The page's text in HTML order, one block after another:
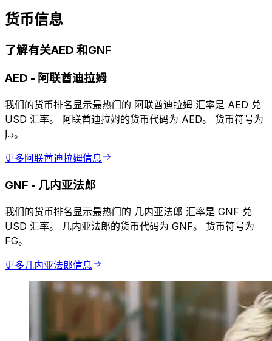
货币信息
了解有关AED 和GNF
AED - 阿联酋迪拉姆
我们的货币排名显示最热门的 阿联酋迪拉姆 汇率是 AED 兑
USD 汇率。 阿联酋迪拉姆的货币代码为 AED。 货币符号为
د.إ。
更多阿联酋迪拉姆信息
GNF - 几内亚法郎
我们的货币排名显示最热门的 几内亚法郎 汇率是 GNF 兑
USD 汇率。 几内亚法郎的货币代码为 GNF。 货币符号为
FG。
更多几内亚法郎信息